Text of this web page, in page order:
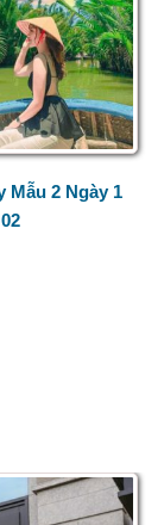
Mẫu 2 Ngày 1